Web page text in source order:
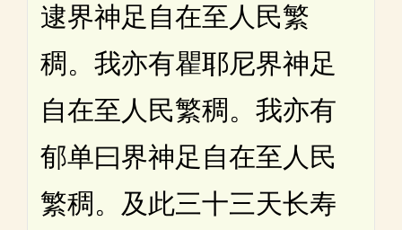
逮界神足自在至人民繁
稠。我亦有瞿耶尼界神足
自在至人民繁稠。我亦有
郁单曰界神足自在至人民
繁稠。及此三十三天长寿